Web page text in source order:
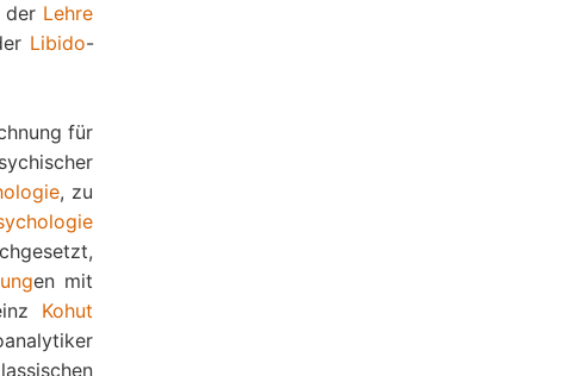
der Lehre
Libido-
für
, zu
en mit
Kohut